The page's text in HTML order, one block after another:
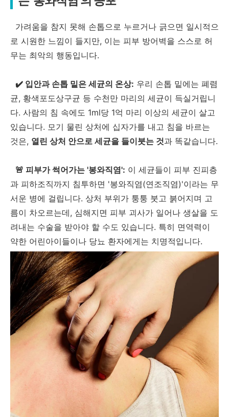
가려움을 참지 못해 손톱으로 누르거나 긁으면 일시적으
로 시원한 느낌이 들지만, 이는 피부 방어벽을 스스로 허
무는 최악의 행동입니다.
✔️ 입안과 손톱 밑은 세균의 온상: 우리 손톱 밑에는 폐렴
균, 황색포도상구균 등 수천만 마리의 세균이 득실거립니
다. 사람의 침 속에도 1ml당 1억 마리 이상의 세균이 살고
있습니다. 모기 물린 상처에 십자가를 내고 침을 바르는
것은, 열린 상처 안으로 세균을 들이붓는 것과 똑같습니다.
🚨 피부가 썩어가는 '봉와직염': 이 세균들이 피부 진피층
과 피하조직까지 침투하면 '봉와직염(연조직염)'이라는 무
서운 병에 걸립니다. 상처 부위가 퉁퉁 붓고 붉어지며 고
름이 차오르는데, 심해지면 피부 괴사가 일어나 생살을 도
려내는 수술을 받아야 할 수도 있습니다. 특히 면역력이
약한 어린아이들이나 당뇨 환자에게는 치명적입니다.